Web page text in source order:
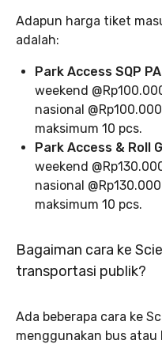
Adapun harga tiket
adalah:
Park Access SQP
weekend
nasional
maksimum 10 pcs.
Park Access & Roll
weekend
nasional
maksimum 10 pcs.
Bagaiman cara ke
transportasi publik?
Ada beberapa cara ke
menggunakan bus atau